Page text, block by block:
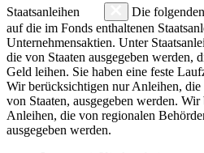
Staatsanleihen
Die
auf die im Fonds enthaltenen
Unternehmensaktien. Unter
die von Staaten ausgegeben werden,
Geld leihen. Sie haben eine feste
Wir berücksichtigen nur Anleihen, die
von Staaten, ausgegeben werden.
Anleihen, die von regionalen
ausgegeben werden.